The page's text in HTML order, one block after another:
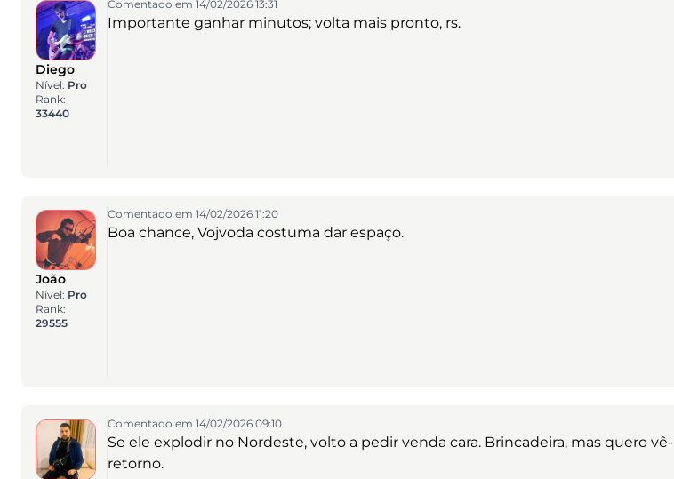
Diego
Nível: Pro
Rank:
33440
Comentado em 14/02/2026 13:31
Importante ganhar minutos; volta mais pronto, rs.
João
Nível: Pro
Rank:
29555
Comentado em 14/02/2026 11:20
Boa chance, Vojvoda costuma dar espaço.
Comentado em 14/02/2026 09:10
Se ele explodir no Nordeste, volto a pedir venda cara. Brincadeira, mas quero
retorno.